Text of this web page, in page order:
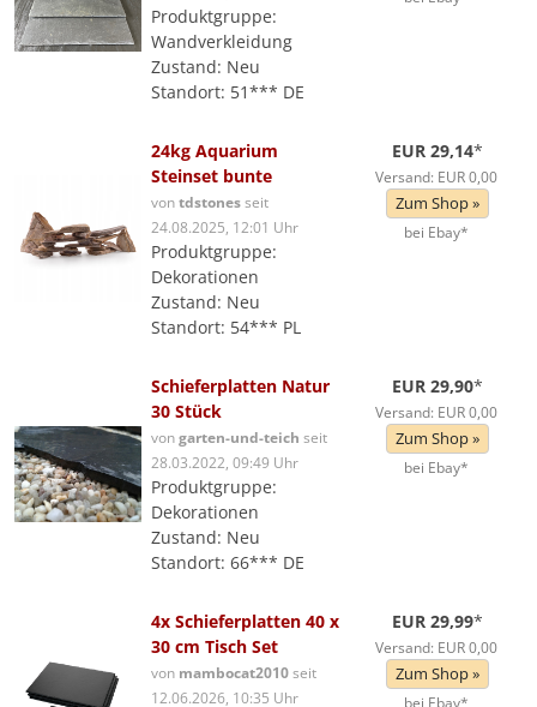
Produktgruppe:
Wandverkleidung
Zustand: Neu
Standort: 51*** DE
24kg Aquarium
Steinset bunte
vontdstonesseit
24.08.2025, 12:01 Uhr
Produktgruppe:
Dekorationen
Zustand: Neu
Standort: 54*** PL
EUR 29,14*
Versand: EUR 0,00
Zum Shop »
bei Ebay*
Schieferplatten Natur
30 Stück
vongarten-und-teich seit
28.03.2022, 09:49 Uhr
Produktgruppe:
Dekorationen
Zustand: Neu
Standort: 66*** DE
EUR 29,90*
Versand: EUR 0,00
Zum Shop »
bei Ebay*
4x Schieferplatten 40 x
30 cm Tisch Set
von mambocat2010seit
12.06.2026, 10:35 Uhr
EUR 29,99*
Versand: EUR 0,00
Zum Shop »
bei Ebay*